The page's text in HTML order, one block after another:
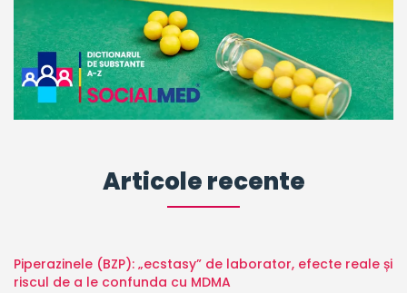
Articole recente
Piperazinele (BZP): „ecstasy” de laborator, efecte reale și
riscul de a le confunda cu MDMA